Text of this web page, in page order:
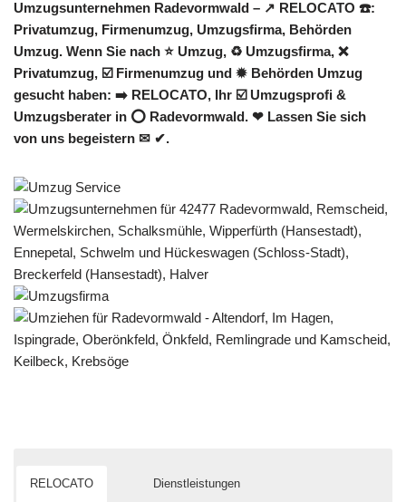
Umzugsunternehmen Radevormwald – ↗️ RELOCATO ☎️:
Privatumzug, Firmenumzug, Umzugsfirma, Behörden
Umzug. Wenn Sie nach ⭐ Umzug, ♻ Umzugsfirma, ❌
Privatumzug, ☑️ Firmenumzug und ✹ Behörden Umzug
gesucht haben: ➡️ RELOCATO, Ihr ☑️ Umzugsprofi &
Umzugsberater in ⭕ Radevormwald. ❤ Lassen Sie sich
von uns begeistern ✉ ✔.
RELOCATO Dienstleistungen